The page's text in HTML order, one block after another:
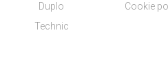
Duplo
Technic
Cookie